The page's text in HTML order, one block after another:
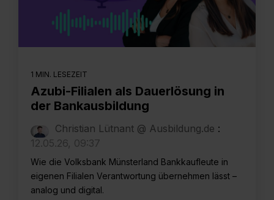
1 MIN. LESEZEIT
Azubi-Filialen als Dauerlösung in
der Bankausbildung
Christian Lütnant @ Ausbildung.de :
12.05.26, 09:37
Wie die Volksbank Münsterland Bankkaufleute in
eigenen Filialen Verantwortung übernehmen lässt –
analog und digital.